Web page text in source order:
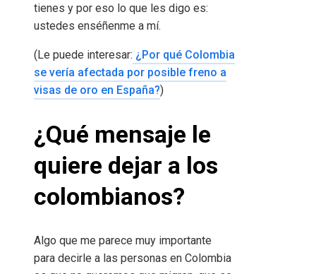
tienes y por eso lo que les digo es:
ustedes enséñenme a mí.
(Le puede interesar: ¿Por qué Colombia
se vería afectada por posible freno a
visas de oro en España?)
¿Qué mensaje le
quiere dejar a los
colombianos?
Algo que me parece muy importante
para decirle a las personas en Colombia